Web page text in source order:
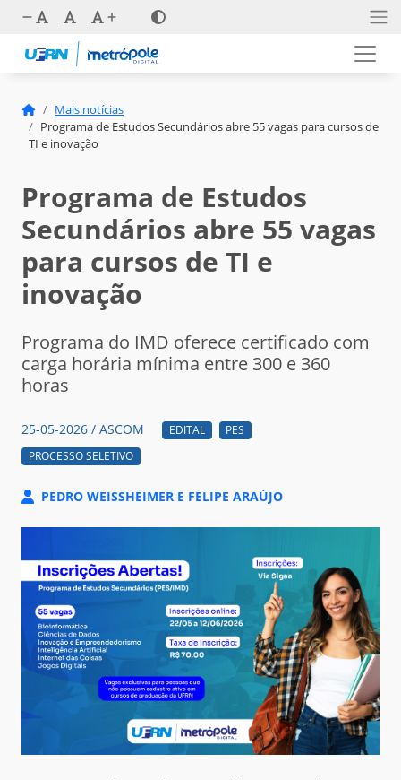
Mais notícias
Programa de Estudos Secundários abre 55 vagas para cursos de
TI e inovação
Programa de Estudos
Secundários abre 55 vagas
para cursos de TI e
inovação
Programa do IMD oferece certificado com
carga horária mínima entre 300 e 360
horas
25-05-2026 / ASCOM EDITAL
PES
PROCESSO SELETIVO
PEDRO WEISSHEIMER E FELIPE ARAÚJO